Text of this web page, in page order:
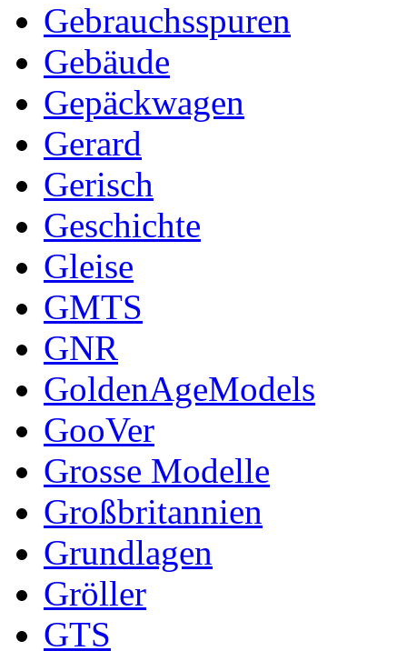
Gebrauchsspuren
Gebäude
Gepäckwagen
Gerard
Gerisch
Geschichte
Gleise
GMTS
GNR
GoldenAgeModels
GooVer
Grosse Modelle
Großbritannien
Grundlagen
Gröller
GTS